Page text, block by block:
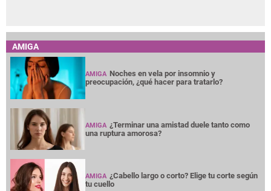
AMIGA
AMIGA Noches en vela por insomnio y
preocupación, ¿qué hacer para tratarlo?
AMIGA ¿Terminar una amistad duele tanto como
una ruptura amorosa?
AMIGA ¿Cabello largo o corto? Elige tu corte según
tu cuello